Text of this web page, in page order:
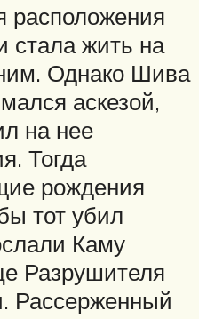
расположения
стала жить на
Однако Шива
аскезой,
на нее
Тогда
рождения
тот убил
Каму
Разрушителя
Рассерженный